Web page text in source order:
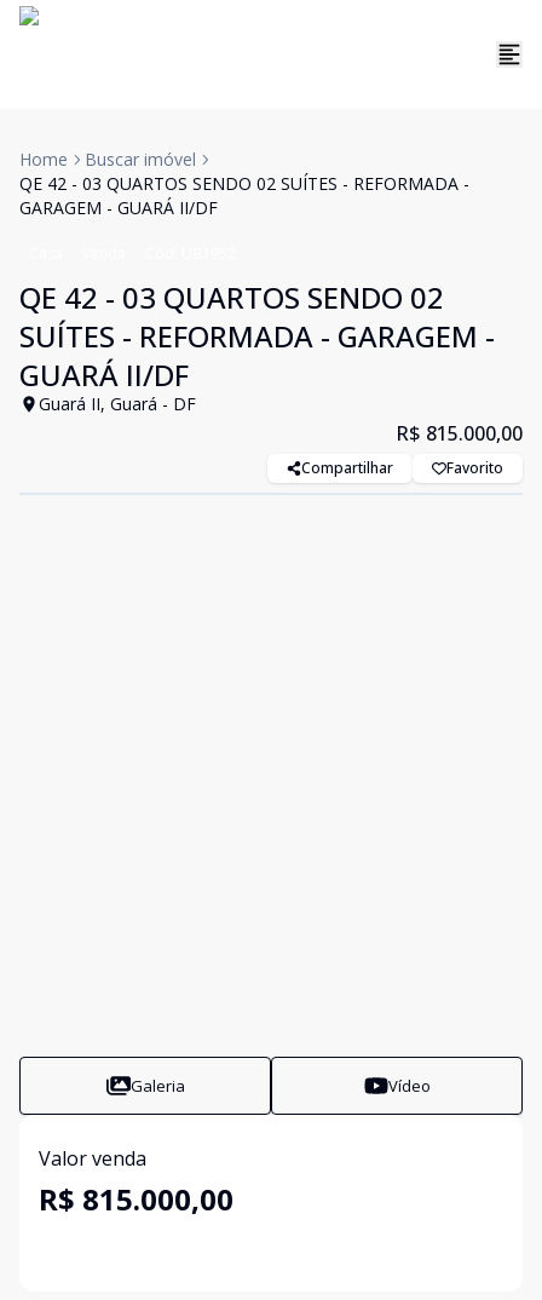
Home
Buscar imóvel
QE 42 - 03 QUARTOS SENDO 02 SUÍTES - REFORMADA -
GARAGEM - GUARÁ II/DF
QE 42 - 03 QUARTOS SENDO 02
SUÍTES - REFORMADA - GARAGEM -
GUARÁ II/DF
Guará II, Guará - DF
R$ 815.000,00
Compartilhar Favorito
Galeria Vídeo
Valor venda
R$ 815.000,00